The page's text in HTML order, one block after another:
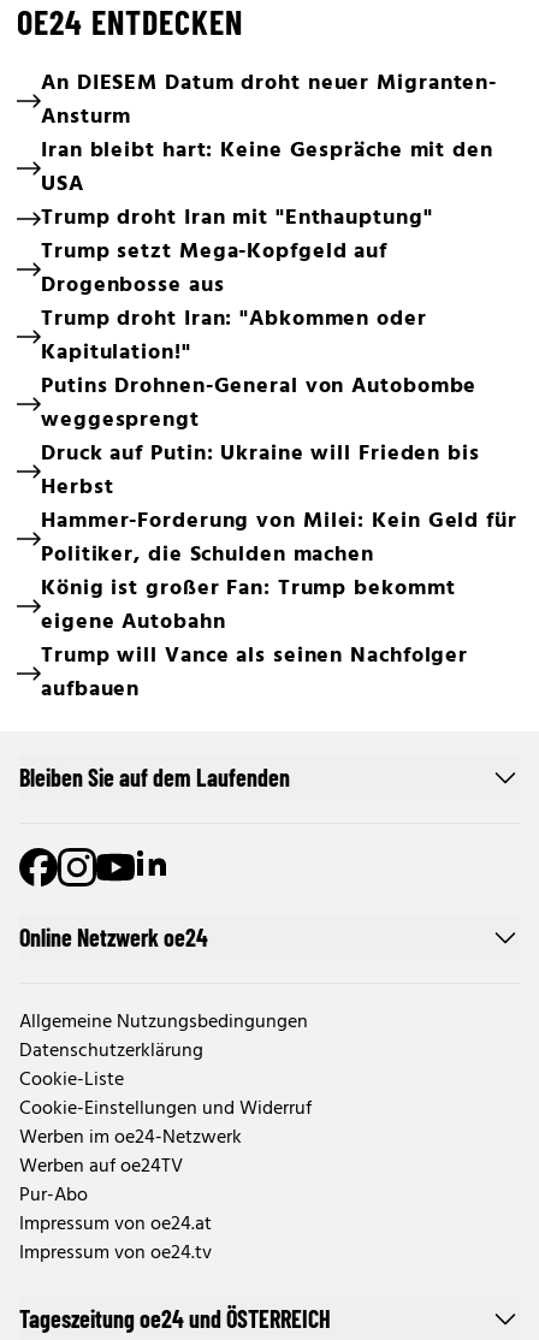
OE24 ENTDECKEN
An DIESEM Datum droht neuer Migranten-
Ansturm
Iran bleibt hart: Keine Gespräche mit den
USA
Trump droht Iran mit "Enthauptung"
Trump setzt Mega-Kopfgeld auf
Drogenbosse aus
Trump droht Iran: "Abkommen oder
Kapitulation!"
Putins Drohnen-General von Autobombe
weggesprengt
Druck auf Putin: Ukraine will Frieden bis
Herbst
Hammer-Forderung von Milei: Kein Geld für
Politiker, die Schulden machen
König ist großer Fan: Trump bekommt
eigene Autobahn
Trump will Vance als seinen Nachfolger
aufbauen
Online Netzwerk oe24
Allgemeine Nutzungsbedingungen
Datenschutzerklärung
Cookie-Liste
Cookie-Einstellungen und Widerruf
Werben im oe24-Netzwerk
Werben auf oe24TV
Pur-Abo
Impressum von oe24.at
Impressum von oe24.tv
Tageszeitung oe24 und ÖSTERREICH
Bleiben Sie auf dem Laufenden